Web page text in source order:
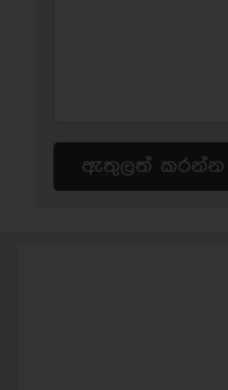
ඇතුලත් කරන්න